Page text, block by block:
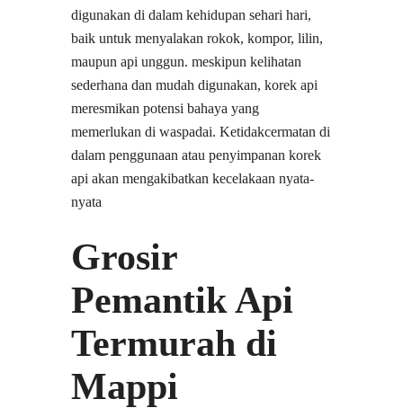
digunakan di dalam kehidupan sehari hari,
baik untuk menyalakan rokok, kompor, lilin,
maupun api unggun. meskipun kelihatan
sederhana dan mudah digunakan, korek api
meresmikan potensi bahaya yang
memerlukan di waspadai. Ketidakcermatan di
dalam penggunaan atau penyimpanan korek
api akan mengakibatkan kecelakaan nyata-
nyata
Grosir
Pemantik Api
Termurah di
Mappi